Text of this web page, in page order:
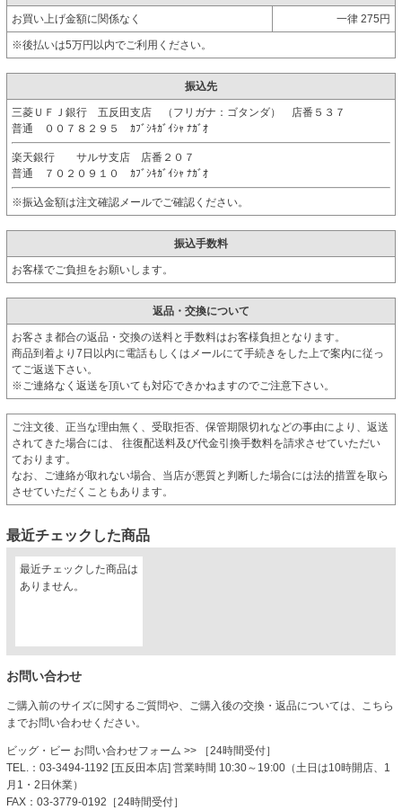
お買い上げ金額に関係なく 一律 275円
※後払いは5万円以内でご利用ください。
振込先
三菱ＵＦＪ銀行 五反田支店 （フリガナ：ゴタンダ） 店番５３７
普通 ００７８２９５ ｶﾌﾞｼｷｶﾞｲｼｬ ﾅｶﾞｵ
楽天銀行 サルサ支店 店番２０７
普通 ７０２０９１０ ｶﾌﾞｼｷｶﾞｲｼｬ ﾅｶﾞｵ
※振込金額は注文確認メールでご確認ください。
振込手数料
お客様でご負担をお願いします。
返品・交換について
お客さま都合の返品・交換の送料と手数料はお客様負担となります。
商品到着より7日以内に電話もしくはメールにて手続きをした上で案内に従っ
てご返送下さい。
※ご連絡なく返送を頂いても対応できかねますのでご注意下さい。
ご注文後、正当な理由無く、受取拒否、保管期限切れなどの事由により、返送
されてきた場合には、 往復配送料及び代金引換手数料を請求させていただい
ております。
なお、ご連絡が取れない場合、当店が悪質と判断した場合には法的措置を取ら
させていただくこともあります。
最近チェックした商品
最近チェックした商品は
ありません。
お問い合わせ
ご購入前のサイズに関するご質問や、ご購入後の交換・返品については、こちら
までお問い合わせください。
ビッグ・ビー お問い合わせフォーム >> ［24時間受付］
TEL.：03-3494-1192 [五反田本店] 営業時間 10:30～19:00（土日は10時開店、1
月1・2日休業）
FAX：03-3779-0192［24時間受付］